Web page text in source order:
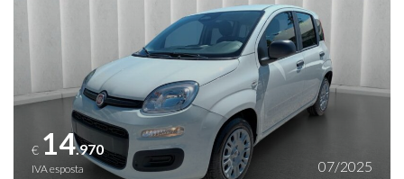
€ 14.970
IVA esposta 07/2025